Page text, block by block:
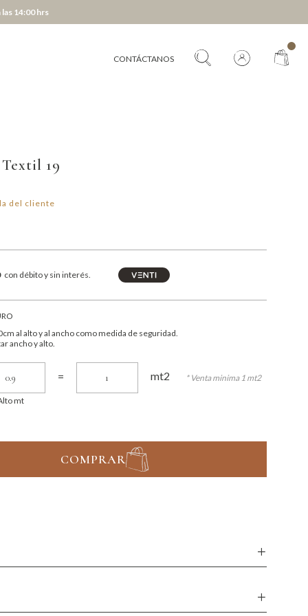
14:00 hrs
CONTÁCTANOS
19
del cliente
con débito y sin interés.
al alto y al ancho como medida de seguridad.
ancho y alto.
mt
= mt2 * Venta minima 1 mt2
COMPRAR